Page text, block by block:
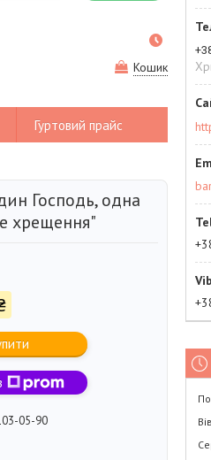
Кошик
Гуртовий прайс
Господь, одна
хрещення"
05-90